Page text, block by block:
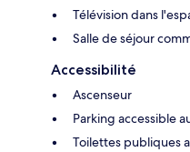
Télévision dans
Salle de séjour
Accessibilité
Ascenseur
Parking accessible
Toilettes publiques